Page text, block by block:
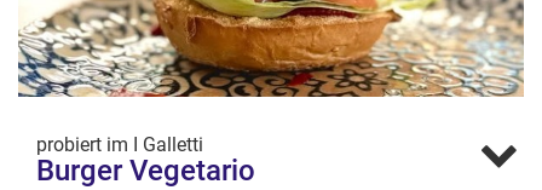
probiert im I Galletti
Burger Vegetario